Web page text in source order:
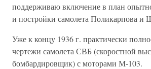
поддерживаю включение в план
и постройки самолета Поликарпова и
Уже к концу 1936 г. практически
чертежи самолета СВБ (скоростной
бомбардировщик) с моторами М-103.